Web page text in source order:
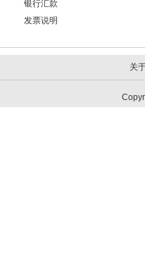
银行汇款
发票说明
关